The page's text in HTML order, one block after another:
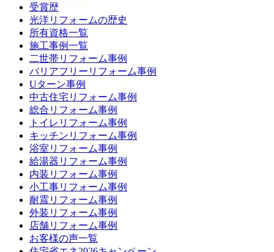
受賞歴
光洋リフォームの歴史
所有資格一覧
施工事例一覧
二世帯リフォーム事例
バリアフリーリフォーム事例
Uターン事例
中古住宅リフォーム事例
総合リフォーム事例
トイレリフォーム事例
キッチンリフォーム事例
浴室リフォーム事例
給湯器リフォーム事例
内装リフォーム事例
小工事リフォーム事例
耐震リフォーム事例
外装リフォーム事例
店舗リフォーム事例
お客様の声一覧